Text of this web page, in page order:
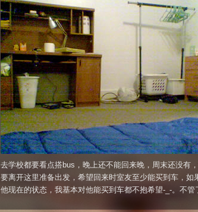
去学校都要看点搭bus，晚上还不能回来晚，周末还没有
要离开这里准备出发，希望回来时室友至少能买到车，
他现在的状态，我基本对他能买到车都不抱希望-_-。不管